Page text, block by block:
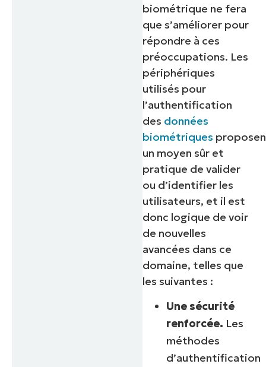
biométrique ne fera
que s’améliorer pour
répondre à ces
préoccupations. Les
périphériques
utilisés pour
l’authentification
des données
biométriques
un moyen sûr et
pratique de valider
ou d’identifier les
utilisateurs, et il est
donc logique de voir
de nouvelles
avancées dans ce
domaine, telles que
les suivantes :
Une sécurité
renforcée. Les
méthodes
d’authentification